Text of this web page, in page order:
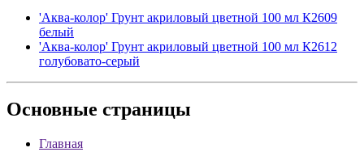
'Аква-колор' Грунт акриловый цветной 100 мл К2609
белый
'Аква-колор' Грунт акриловый цветной 100 мл К2612
голубовато-серый
Основные страницы
Главная